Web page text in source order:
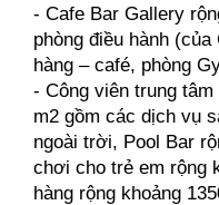
- Cafe Bar Gallery
phòng điều hành
hàng – café, phòng
- Công viên trung
m2 gồm các dịch vụ
ngoài trời, Pool Bar
chơi cho trẻ em rộng
hàng rộng khoảng